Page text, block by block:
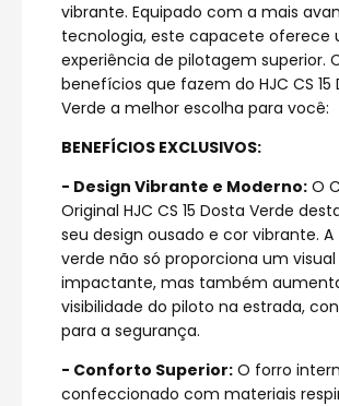
vibrante. Equipado com a mais
tecnologia, este capacete oferece
experiência de pilotagem superior.
benefícios que fazem do HJC CS 15
Verde a melhor escolha para você:
BENEFÍCIOS EXCLUSIVOS:
- Design Vibrante e Moderno: O
Original HJC CS 15 Dosta Verde
seu design ousado e cor vibrante.
verde não só proporciona um visual
impactante, mas também
visibilidade do piloto na estrada,
para a segurança.
- Conforto Superior: O forro
confeccionado com materiais